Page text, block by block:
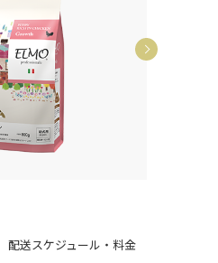
配送スケジュール・料金